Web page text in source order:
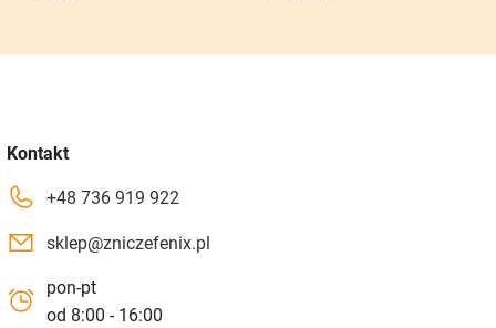
Kontakt
+48 736 919 922
sklep@zniczefenix.pl
pon-pt
od 8:00 - 16:00